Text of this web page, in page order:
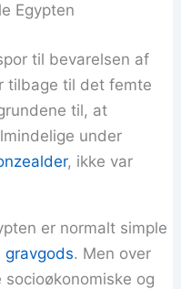
Egypten
til bevarelsen af
tilbage til det femte
til, at
under
, ikke var
er normalt simple
gravgods. Men over
og